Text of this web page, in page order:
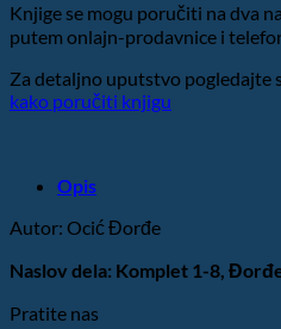
Knjige se mogu poručiti na dva
putem onlajn-prodavnice i
Za detaljno uputstvo pogledajte
kako poručiti knjigu
Opis
Autor: Ocić Đorđe
Naslov dela: Komplet 1-8,
Pratite nas